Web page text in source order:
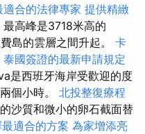
合的法律專家 提供精緻
最高峰是3718米高的
島的雲層之間升起。 卡
泰國簽證的最新申請規定
是西班牙海岸受歡迎的度
個小時。 北投整復療程
沙質和微小的卵石截面替
適合的方案 為家增添亮